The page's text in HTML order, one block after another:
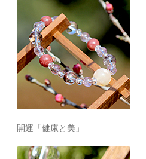
開運「健康と美」